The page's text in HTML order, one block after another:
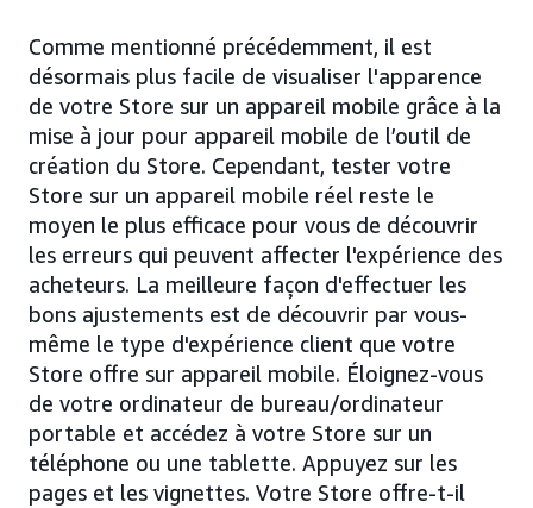
Comme mentionné précédemment, il est
désormais plus facile de visualiser l'apparence
de votre Store sur un appareil mobile grâce à la
mise à jour pour appareil mobile de l’outil de
création du Store. Cependant, tester votre
Store sur un appareil mobile réel reste le
moyen le plus efficace pour vous de découvrir
les erreurs qui peuvent affecter l'expérience des
acheteurs. La meilleure façon d'effectuer les
bons ajustements est de découvrir par vous-
même le type d'expérience client que votre
Store offre sur appareil mobile. Éloignez-vous
de votre ordinateur de bureau/ordinateur
portable et accédez à votre Store sur un
téléphone ou une tablette. Appuyez sur les
pages et les vignettes. Votre Store offre-t-il